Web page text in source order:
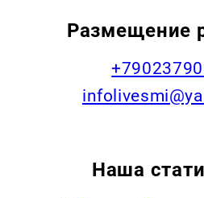
Размещение
Наша